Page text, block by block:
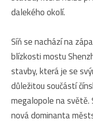
dalekého okolí.
Síň se nachází na
blízkosti mostu
stavby, která je se
důležitou součástí
megalopole na
nová dominanta